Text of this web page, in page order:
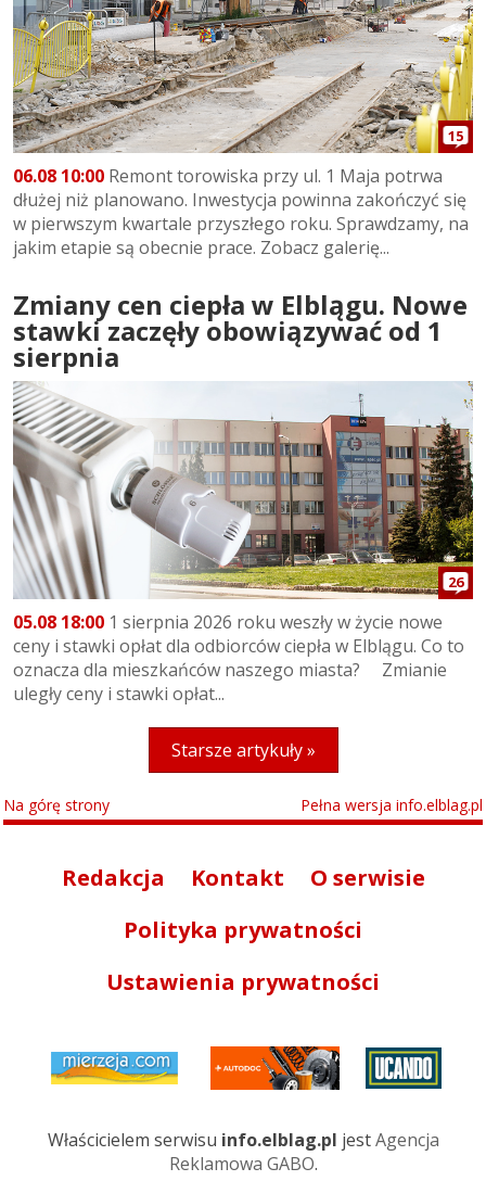
15
06.08 10:00 Remont torowiska przy ul. 1 Maja potrwa
dłużej niż planowano. Inwestycja powinna zakończyć się
w pierwszym kwartale przyszłego roku. Sprawdzamy, na
jakim etapie są obecnie prace. Zobacz galerię...
Zmiany cen ciepła w Elblągu. Nowe
stawki zaczęły obowiązywać od 1
sierpnia
26
05.08 18:00 1 sierpnia 2026 roku weszły w życie nowe
ceny i stawki opłat dla odbiorców ciepła w Elblągu. Co to
oznacza dla mieszkańców naszego miasta? Zmianie
uległy ceny i stawki opłat...
Starsze artykuły »
Na górę strony Pełna wersja info.elblag.pl
Redakcja Kontakt
O serwisie
Polityka prywatności
Ustawienia prywatności
Właścicielem serwisu info.elblag.pl jestAgencja
Reklamowa GABO.